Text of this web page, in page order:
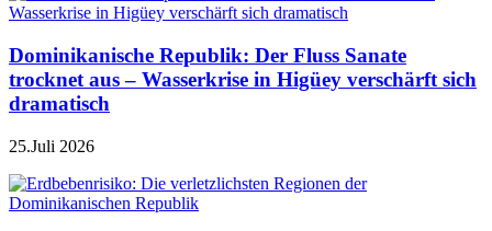
Dominikanische Republik: Der Fluss Sanate
trocknet aus – Wasserkrise in Higüey verschärft sich
dramatisch
25.Juli 2026